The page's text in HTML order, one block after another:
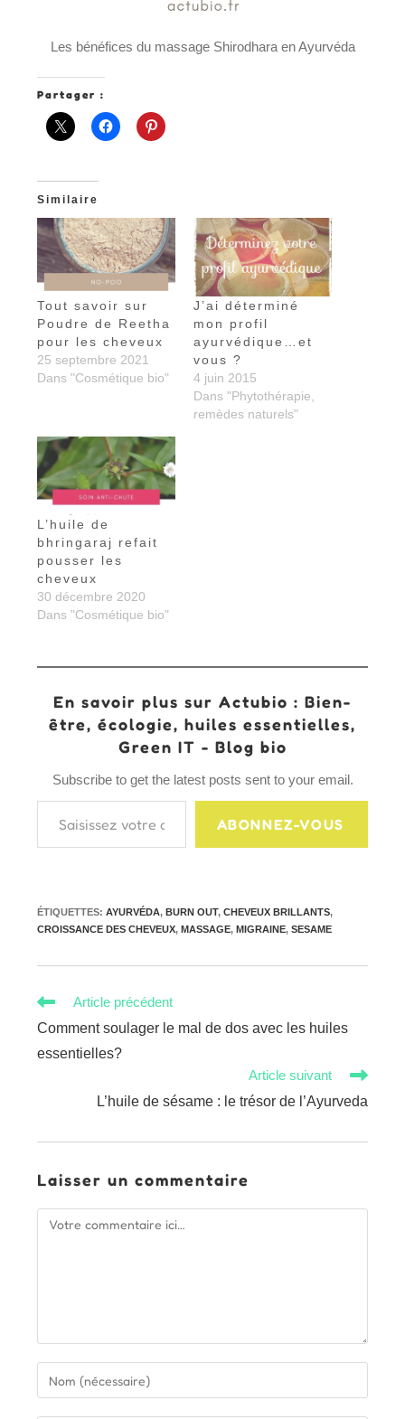
Les bénéfices du massage Shirodhara en Ayurvéda
Partager :
Similaire
Tout savoir sur
Poudre de Reetha
pour les cheveux
25 septembre 2021
Dans "Cosmétique bio"
J’ai déterminé
mon profil
ayurvédique…et
vous ?
4 juin 2015
Dans "Phytothérapie,
remèdes naturels"
L’huile de
bhringaraj refait
pousser les
cheveux
30 décembre 2020
Dans "Cosmétique bio"
En savoir plus sur Actubio : Bien-
être, écologie, huiles essentielles,
Green IT - Blog bio
Subscribe to get the latest posts sent to your email.
Saisissez votre adresse e-mail…
ABONNEZ-VOUS
ÉTIQUETTES:AYURVÉDA, BURN OUT, CHEVEUX BRILLANTS,
CROISSANCE DES CHEVEUX, MASSAGE, MIGRAINE, SESAME
Read
articles
Article précédent
Comment soulager le mal de dos avec les huiles
essentielles?
Article suivant
L’huile de sésame : le trésor de l’Ayurveda
Laisser un commentaire
Comment
your